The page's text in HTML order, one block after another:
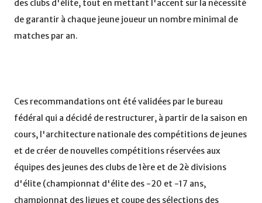
des clubs d'élite, tout en mettant l'accent sur la nécessité
de garantir à chaque jeune joueur un nombre minimal de
matches par an.
Ces recommandations ont été validées par le bureau
fédéral qui a décidé de restructurer, à partir de la saison en
cours, l'architecture nationale des compétitions de jeunes
et de créer de nouvelles compétitions réservées aux
équipes des jeunes des clubs de 1ère et de 2è divisions
d'élite (championnat d'élite des -20 et -17 ans,
championnat des ligues et coupe des sélections des